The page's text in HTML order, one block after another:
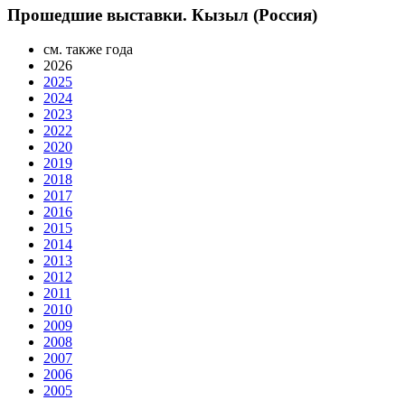
Прошедшие выставки. Кызыл (Россия)
см. также года
2026
2025
2024
2023
2022
2020
2019
2018
2017
2016
2015
2014
2013
2012
2011
2010
2009
2008
2007
2006
2005